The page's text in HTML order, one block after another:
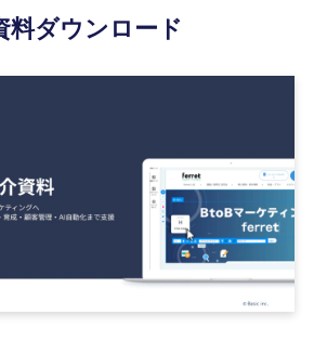
料ダウンロード